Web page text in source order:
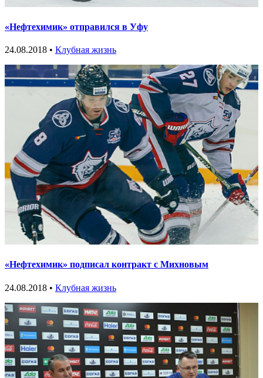
«Нефтехимик» отправился в Уфу
24.08.2018 • Клубная жизнь
«Нефтехимик» подписал контракт с Михновым
24.08.2018 • Клубная жизнь